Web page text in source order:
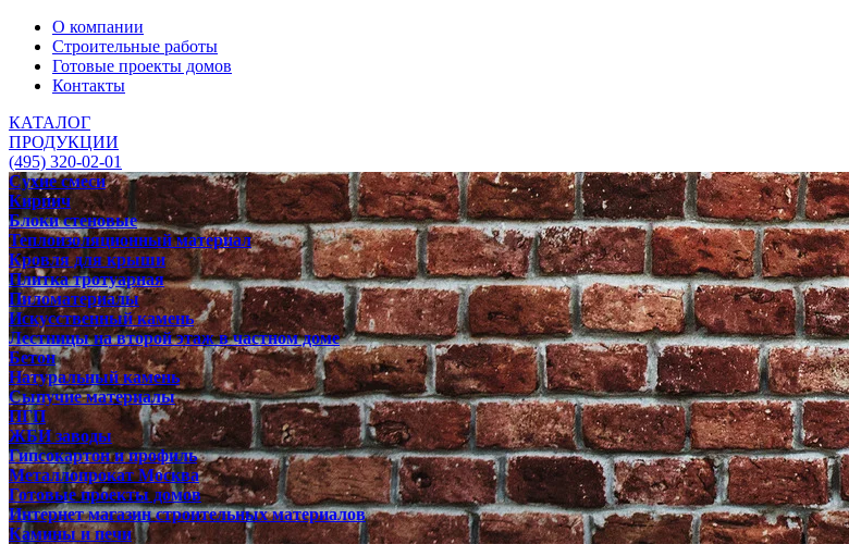
О компании
Строительные работы
Готовые проекты домов
Контакты
КАТАЛОГ
ПРОДУКЦИИ
(495) 320-02-01
Сухие смеси
Кирпич
Блоки стеновые
Теплоизоляционный материал
Кровля для крыши
Плитка тротуарная
Пиломатериалы
Искусственный камень
Лестницы на второй этаж в частном доме
Бетон
Натуральный камень
Сыпучие материалы
ПГП
ЖБИ заводы
Гипсокартон и профиль
Металлопрокат Москва
Готовые проекты домов
Интернет магазин строительных материалов
Камины и печи